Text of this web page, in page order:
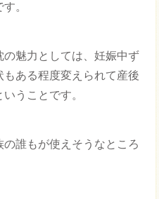
。
魅力としては、妊娠中ず
ある程度変えられて産後
うことです。
誰もが使えそうなところ